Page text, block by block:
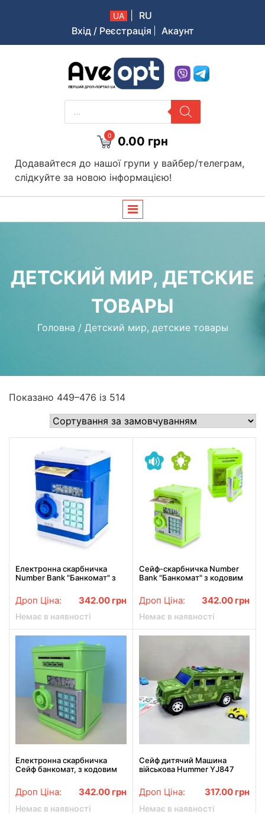
UA
RU
Вхід / Реєстрація
Акаунт
Aveopt – оптова дропшипінг платформа в Україні
PRODUCTS
SEARCH
0 0.00 грн
Додавайтеся до нашої групи у вайбер/телеграм,
слідкуйте за новою інформацією!
ДЕТСКИЙ МИР, ДЕТСКИЕ
ТОВАРЫ
Головна / Детский мир, детские товары
Показано 449–476 із 514
Електронна скарбничка
Number Bank "Банкомат" з
Блакитна
Дроп Ціна: 342.00 грн
Немає в наявності
Сейф-скарбничка Number
Bank "Банкомат" з кодовим
Дроп Ціна: 342.00 грн
Немає в наявності
Електронна скарбничка
Сейф банкомат, з кодовим
"класична" зелена
Дроп Ціна: 342.00 грн
Немає в наявності
Сейф дитячий Машина
військова Hummer YJ847
Дроп Ціна: 317.00 грн
Немає в наявності